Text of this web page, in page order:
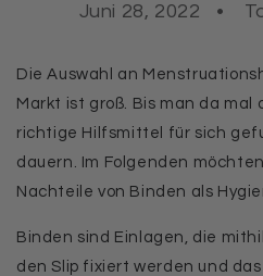
Juni 28, 2022
Die Auswahl an
Markt ist groß. Bis man da mal
richtige Hilfsmittel für sich
dauern. Im Folgenden
Nachteile von Binden als
Binden sind Einlagen, die
den Slip fixiert werden und